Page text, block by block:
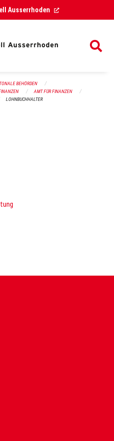
Ausserrhoden (External Link)
BEHÖRDEN
AMT FÜR FINANZEN
LOHNBUCHHALTER